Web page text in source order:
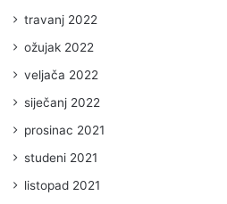
travanj 2022
ožujak 2022
veljača 2022
siječanj 2022
prosinac 2021
studeni 2021
listopad 2021